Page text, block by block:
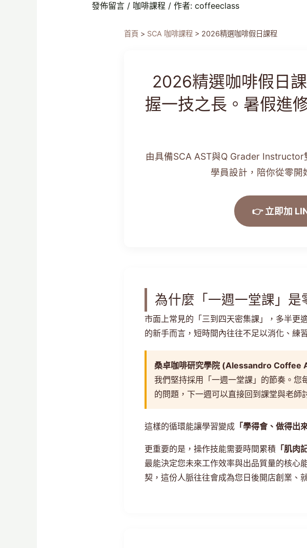
發佈留言 / 咖啡課程 / 作者: coffeeclass
首頁 > SCA 咖啡課程 > 2026精選咖啡假日課程
2026精選咖啡假日
握一技之長。暑假進
由具備SCA AST與Q Grader
學員設計，陪你從零開
👉 立即加
為什麼「一週一堂課」是
市面上常見的「三到四天密集課」，多半更
的新手而言，短時間內往往不足以消化、練
桑卓咖啡研究學院 (Alessandro Coffee
我們堅持採用「一週一堂課」的節奏。
的問題，下一週可以直接回到課堂與老師
這樣的循環能讓學習變成 「學得會、做得出
更重要的是，操作技能需要時間累積 「肌
最能決定您未來工作效率與出品質量的核心
契，這份人脈往往會成為您日後開店創業、